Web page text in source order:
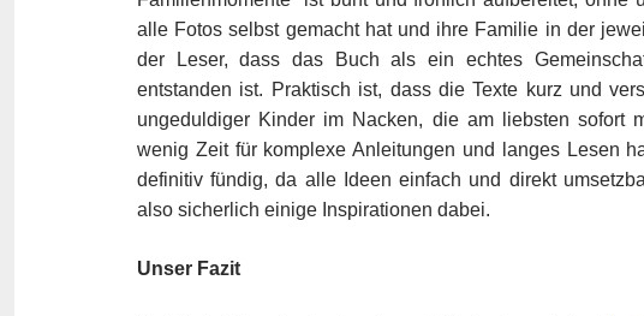
alle Fotos selbst gemacht hat und ihre Familie in der
der Leser, dass das Buch als ein echtes
entstanden ist. Praktisch ist, dass die Texte kurz und
ungeduldiger Kinder im Nacken, die am liebsten sofort
wenig Zeit für komplexe Anleitungen und langes Lesen
definitiv fündig, da alle Ideen einfach und direkt
also sicherlich einige Inspirationen dabei.
Unser Fazit